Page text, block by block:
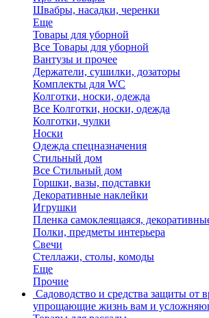
Швабры, насадки, черенки
Еще
Товары для уборной
Все Товары для уборной
Вантузы и прочее
Держатели, сушилки, дозаторы
Комплекты для WC
Колготки, носки, одежда
Все Колготки, носки, одежда
Колготки, чулки
Носки
Одежда спецназначения
Стильный дом
Все Стильный дом
Горшки, вазы, подставки
Декоративные наклейки
Игрушки
Пленка самоклеящаяся,
Полки, предметы интерьера
Свечи
Стеллажи, столы, комоды
Еще
Прочие
Садоводство и средства защиты от
упрощающие жизнь вам и